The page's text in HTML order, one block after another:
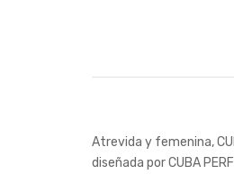
Atrevida y femenina,
diseñada por CUBA